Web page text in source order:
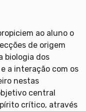
ao aluno o
de origem
biologia dos
a interação com os
nestas
central
crítico, através